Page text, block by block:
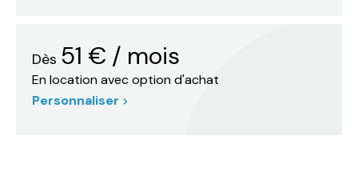
Dès 51 € / mois
En location avec option d'achat
Personnaliser